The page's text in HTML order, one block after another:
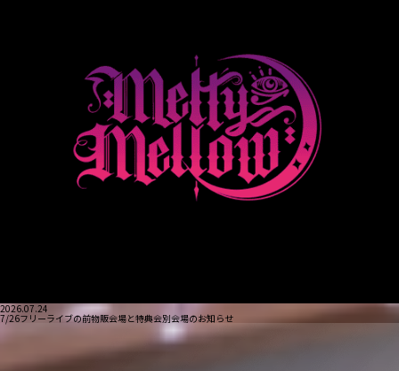
2026.07.24
7/26フリーライブの前物販会場と特典会別会場のお知らせ